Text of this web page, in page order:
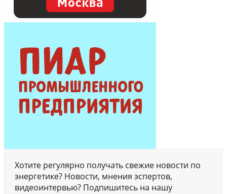
Хотите регулярно получать свежие новости по
энергетике? Новости, мнения эспертов,
видеоинтервью? Подпишитесь на нашу